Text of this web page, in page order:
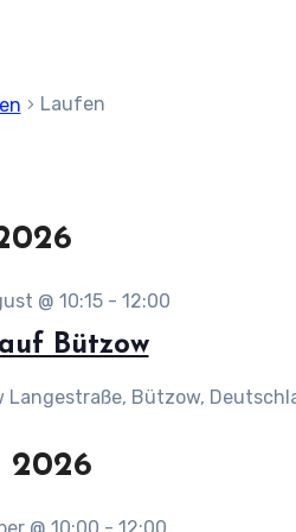
Laufen
Bützow
@ 10:15- 12:00
Langestraße, Bützow,
2026